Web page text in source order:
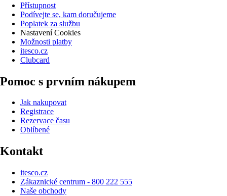
Přístupnost
Podívejte se, kam doručujeme
Poplatek za službu
Nastavení Cookies
Možnosti platby
itesco.cz
Clubcard
Pomoc s prvním nákupem
Jak nakupovat
Registrace
Rezervace času
Oblíbené
Kontakt
itesco.cz
Zákaznické centrum - 800 222 555
Naše obchody